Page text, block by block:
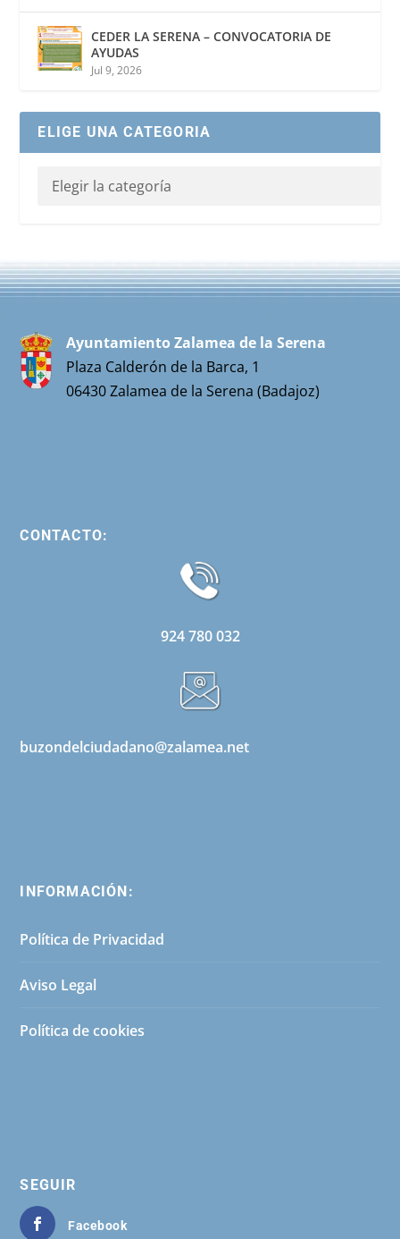
CEDER LA SERENA – CONVOCATORIA DE
AYUDAS
Jul 9, 2026
ELIGE UNA CATEGORIA
Ayuntamiento Zalamea de la Serena
Plaza Calderón de la Barca, 1
06430 Zalamea de la Serena (Badajoz)
CONTACTO:
924 780 032
buzondelciudadano@zalamea.net
INFORMACIÓN:
Política de Privacidad
Aviso Legal
Política de cookies
SEGUIR
Facebook